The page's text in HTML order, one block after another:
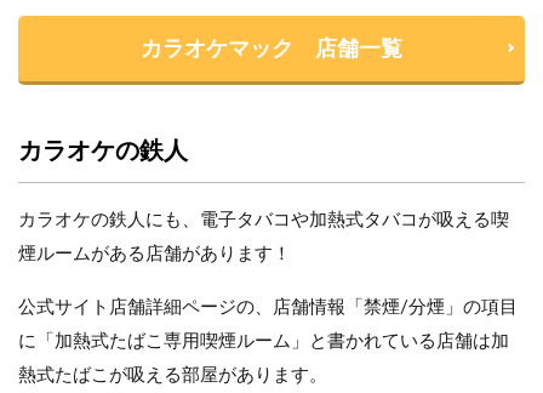
カラオケマック 店舗一覧
カラオケの鉄人
カラオケの鉄人にも、電子タバコや加熱式タバコが吸える喫
煙ルームがある店舗があります！
公式サイト店舗詳細ページの、店舗情報「禁煙/分煙」の項目
に「加熱式たばこ専用喫煙ルーム」と書かれている店舗は加
熱式たばこが吸える部屋があります。